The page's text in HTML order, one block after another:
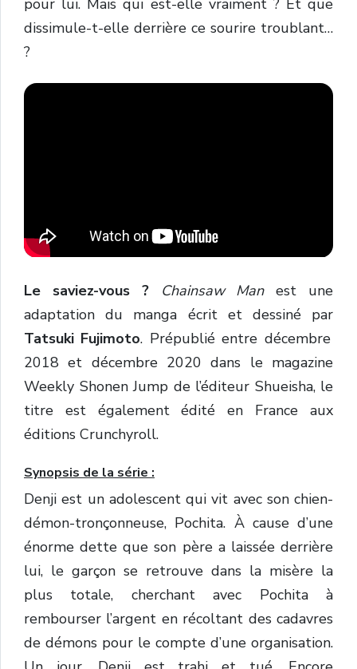
pour lui. Mais qui est-elle vraiment ? Et que
dissimule-t-elle derrière ce sourire troublant…
?
Le saviez-vous ? Chainsaw Manest une
adaptation du manga écrit et dessiné par
Tatsuki Fujimoto. Prépublié entre décembre
2018 et décembre 2020 dans le magazine
Weekly Shonen Jump de l’éditeur Shueisha, le
titre est également édité en France aux
éditions Crunchyroll.
Synopsis de la série :
Denji est un adolescent qui vit avec son chien-
démon-tronçonneuse, Pochita. À cause d’une
énorme dette que son père a laissée derrière
lui, le garçon se retrouve dans la misère la
plus totale, cherchant avec Pochita à
rembourser l’argent en récoltant des cadavres
de démons pour le compte d’une organisation.